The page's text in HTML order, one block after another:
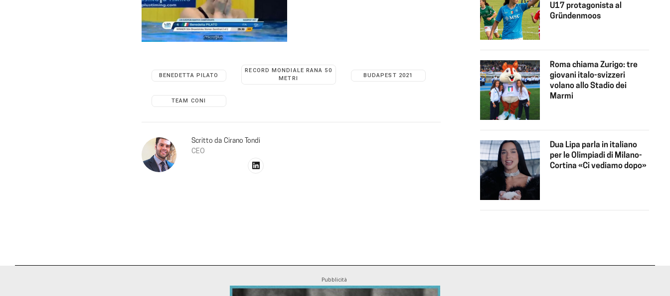
BENEDETTA PILATO
RECORD MONDIALE RANA 50
METRI
BUDAPEST 2021
TEAM CONI
Scritto da Cirano Tondi
CEO
U17 protagonista al
Gründenmoos
Roma chiama Zurigo: tre
giovani italo-svizzeri
volano allo Stadio dei
Marmi
Dua Lipa parla in italiano
per le Olimpiadi di Milano-
Cortina «Ci vediamo dopo»
Pubblicità